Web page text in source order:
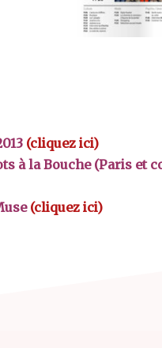
(cliquez ici)
à la Bouche (Paris et
(cliquez ici)